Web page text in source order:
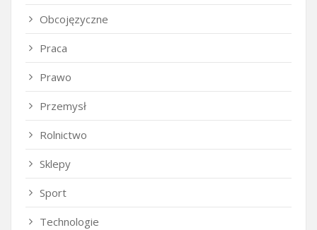
Obcojęzyczne
Praca
Prawo
Przemysł
Rolnictwo
Sklepy
Sport
Technologie